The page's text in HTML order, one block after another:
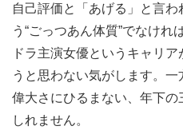
自己評価と「あげる」と言
う“ごっつあん体質”でなけ
ドラ主演女優というキャリ
うと思わない気がします。
偉大さにひるまない、年下
しれません。